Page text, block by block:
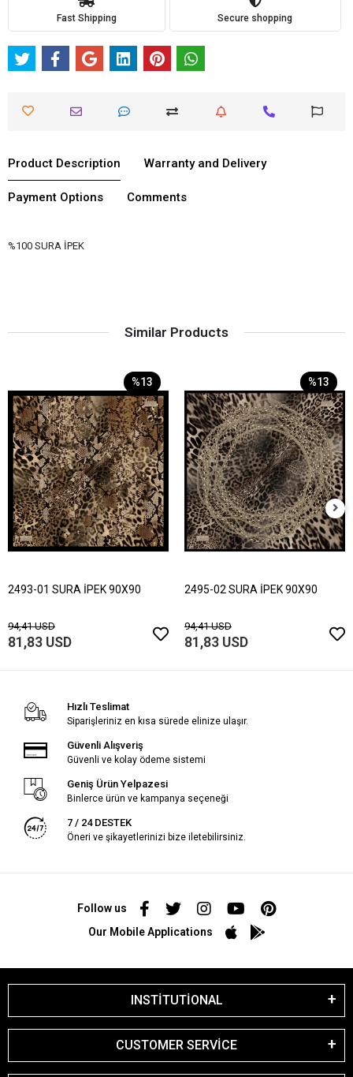
Fast Shipping Secure shopping
Product Description Warranty and Delivery
Payment Options Comments
%100 SURA İPEK
Similar Products
%13
2493-01 SURA İPEK 90X90
94,41 USD
81,83 USD
%13
2495-02 SURA İPEK 90X90
94,41 USD
81,83 USD
Hızlı Teslimat
Siparişleriniz en kısa sürede elinize ulaşır.
Güvenli Alışveriş
Güvenli ve kolay ödeme sistemi
Geniş Ürün Yelpazesi
Binlerce ürün ve kampanya seçeneği
7 / 24 DESTEK
Öneri ve şikayetlerinizi bize iletebilirsiniz.
Follow us
Our Mobile Applications
INSTİTUTİONAL
CUSTOMER SERVİCE